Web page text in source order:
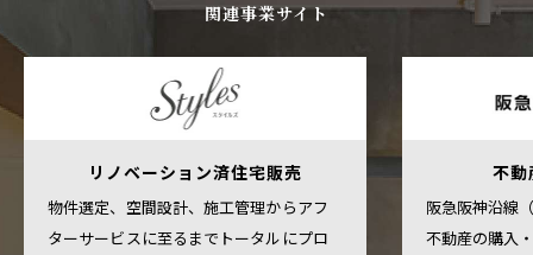
関連事業サイト
リノベーション済住宅販売
物件選定、空間設計、施工管理からアフ
ターサービスに至るまでトータルにプロ
不動
阪急阪神沿線
不動産の購入